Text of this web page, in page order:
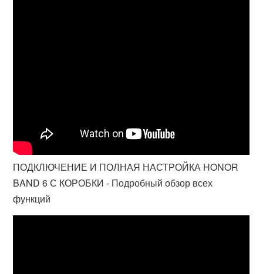
ПОДКЛЮЧЕНИЕ И ПОЛНАЯ НАСТРОЙКА HONOR
BAND 6 С КОРОБКИ - Подробный обзор всех
функций